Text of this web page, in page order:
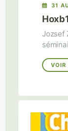
31
Jozsef
VOIR